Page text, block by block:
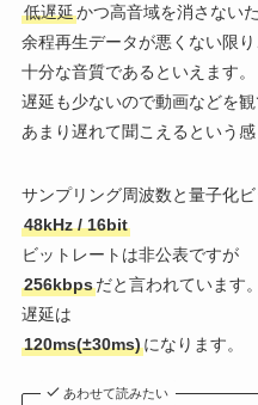
低遅延かつ高音域を消さないた
余程再生データが悪くない限り
十分な音質であるといえます。
遅延も少ないので動画などを観
あまり遅れて聞こえるという
サンプリング周波数と量子化
48kHz / 16bit
ビットレートは非公表ですが
256kbpsだと言われています。
遅延は
120ms(±30ms)になります。
あわせて読みたい